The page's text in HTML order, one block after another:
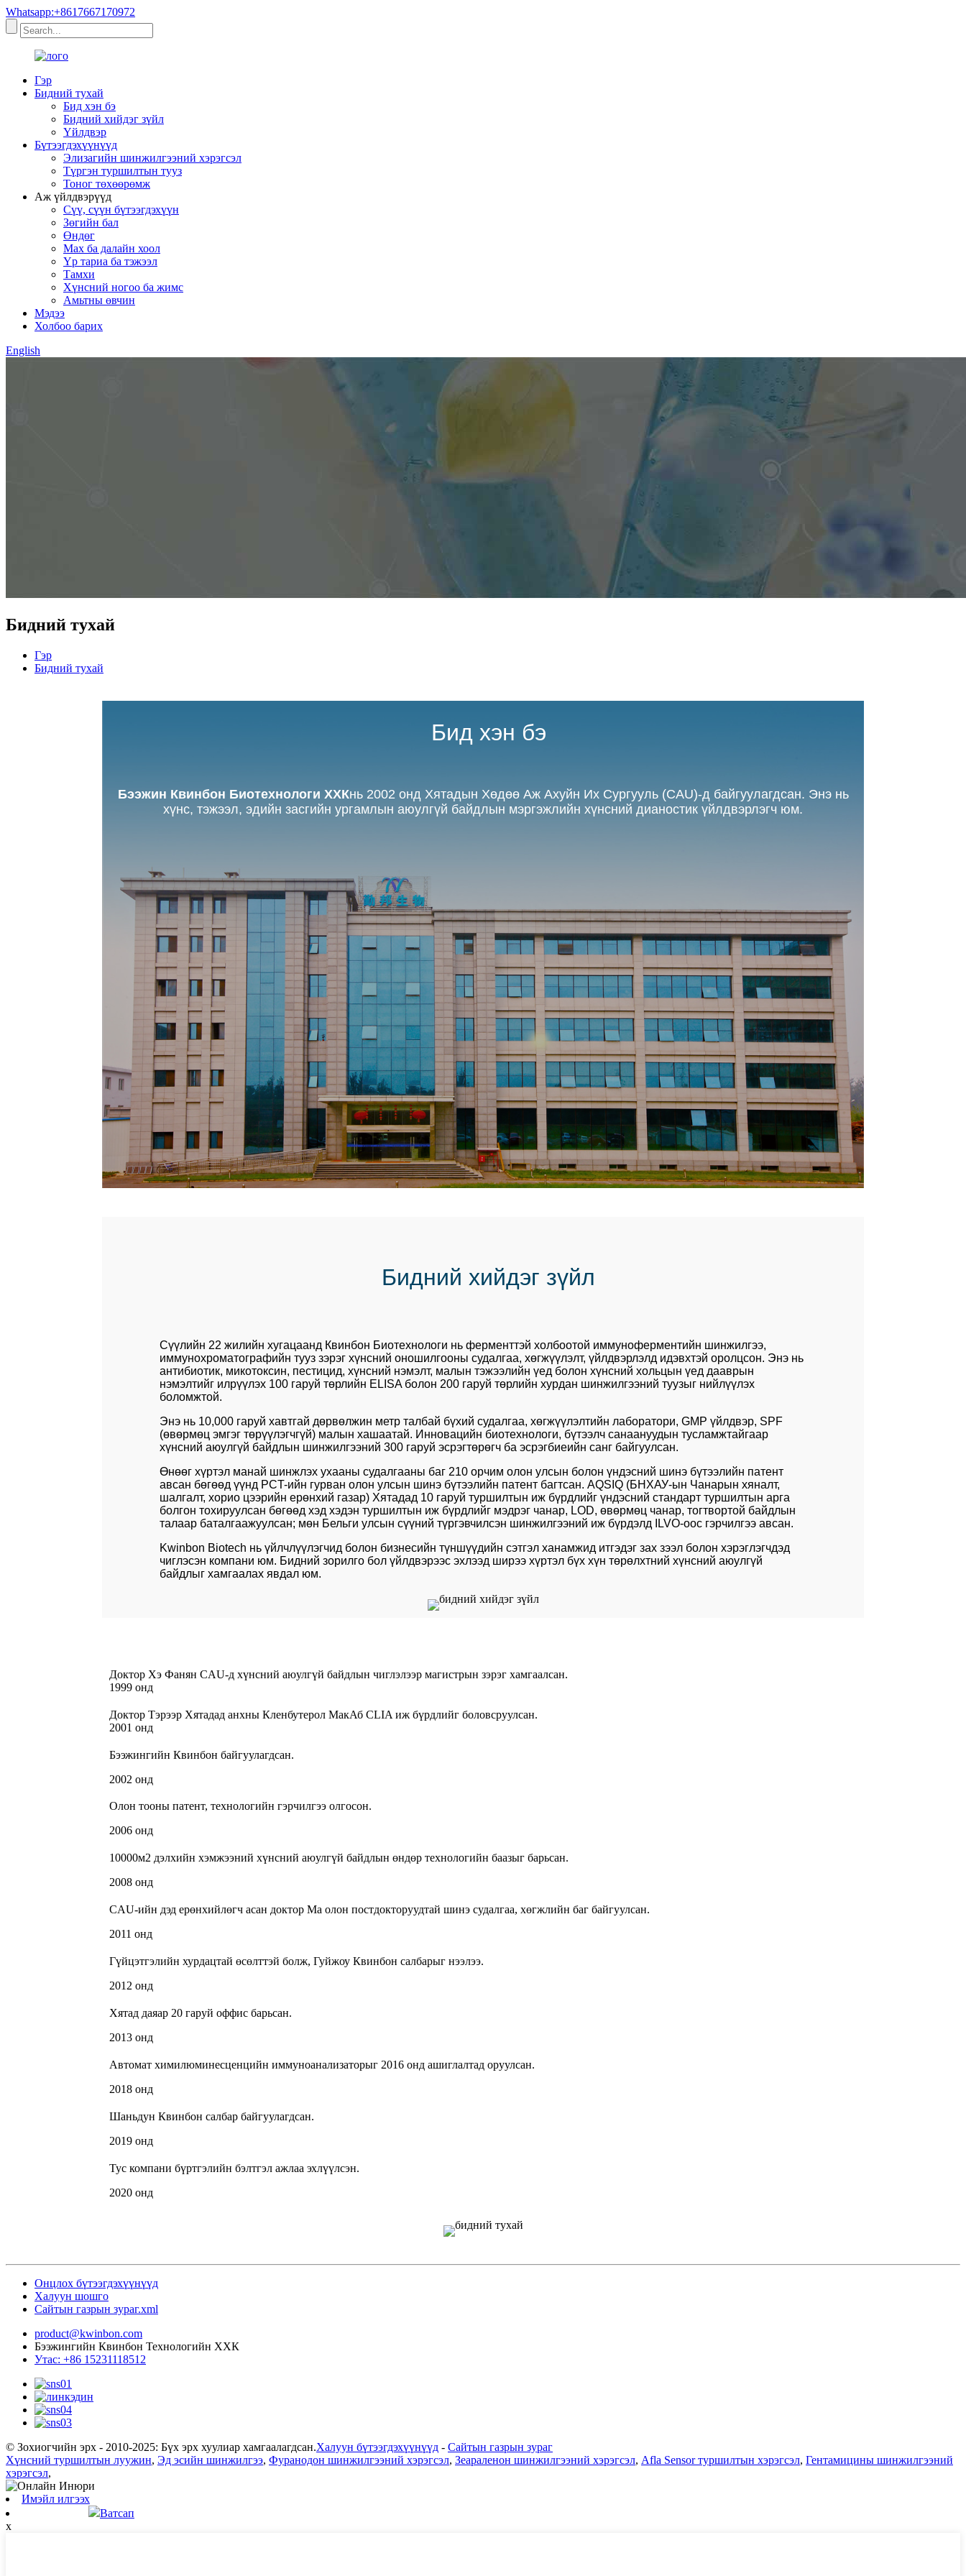
Whatsapp:+8617667170972
Гэр
Бидний тухай
Бид хэн бэ
Бидний хийдэг зүйл
Үйлдвэр
Бүтээгдэхүүнүүд
Элизагийн шинжилгээний хэрэгсэл
Түргэн туршилтын тууз
Тоног төхөөрөмж
Аж үйлдвэрүүд
Сүү, сүүн бүтээгдэхүүн
Зөгийн бал
Өндөг
Мах ба далайн хоол
Үр тариа ба тэжээл
Тамхи
Хүнсний ногоо ба жимс
Амьтны өвчин
Мэдээ
Холбоо барих
English
Бидний тухай
Гэр
Бидний тухай
Бид хэн бэ
Бээжин Квинбон Биотехнологи ХХКнь 2002 онд Хятадын Хөдөө Аж Ахуйн Их Сургууль (CAU)-д байгуулагдсан. Энэ нь
хүнс, тэжээл, эдийн засгийн ургамлын аюулгүй байдлын мэргэжлийн хүнсний дианостик үйлдвэрлэгч юм.
Бидний хийдэг зүйл
Сүүлийн 22 жилийн хугацаанд Квинбон Биотехнологи нь ферменттэй холбоотой иммуноферментийн шинжилгээ,
иммунохроматографийн тууз зэрэг хүнсний оношилгооны судалгаа, хөгжүүлэлт, үйлдвэрлэлд идэвхтэй оролцсон. Энэ нь
антибиотик, микотоксин, пестицид, хүнсний нэмэлт, малын тэжээлийн үед болон хүнсний хольцын үед дааврын
нэмэлтийг илрүүлэх 100 гаруй төрлийн ELISA болон 200 гаруй төрлийн хурдан шинжилгээний туузыг нийлүүлэх
боломжтой.
Энэ нь 10,000 гаруй хавтгай дөрвөлжин метр талбай бүхий судалгаа, хөгжүүлэлтийн лаборатори, GMP үйлдвэр, SPF
(өвөрмөц эмгэг төрүүлэгчгүй) малын хашаатай. Инновацийн биотехнологи, бүтээлч санаануудын тусламжтайгаар
хүнсний аюулгүй байдлын шинжилгээний 300 гаруй эсрэгтөрөгч ба эсрэгбиеийн санг байгуулсан.
Өнөөг хүртэл манай шинжлэх ухааны судалгааны баг 210 орчим олон улсын болон үндэсний шинэ бүтээлийн патент
авсан бөгөөд үүнд PCT-ийн гурван олон улсын шинэ бүтээлийн патент багтсан. AQSIQ (БНХАУ-ын Чанарын хяналт,
шалгалт, хорио цээрийн ерөнхий газар) Хятадад 10 гаруй туршилтын иж бүрдлийг үндэсний стандарт туршилтын арга
болгон тохируулсан бөгөөд хэд хэдэн туршилтын иж бүрдлийг мэдрэг чанар, LOD, өвөрмөц чанар, тогтвортой байдлын
талаар баталгаажуулсан; мөн Бельги улсын сүүний түргэвчилсэн шинжилгээний иж бүрдэлд ILVO-оос гэрчилгээ авсан.
Kwinbon Biotech нь үйлчлүүлэгчид болон бизнесийн түншүүдийн сэтгэл ханамжид итгэдэг зах зээл болон хэрэглэгчдэд
чиглэсэн компани юм. Бидний зорилго бол үйлдвэрээс эхлээд ширээ хүртэл бүх хүн төрөлхтний хүнсний аюулгүй
байдлыг хамгаалах явдал юм.
Доктор Хэ Фанян CAU-д хүнсний аюулгүй байдлын чиглэлээр магистрын зэрэг хамгаалсан.
1999 онд
Доктор Тэрээр Хятадад анхны Кленбутерол МакАб CLIA иж бүрдлийг боловсруулсан.
2001 онд
Бээжингийн Квинбон байгуулагдсан.
2002 онд
Олон тооны патент, технологийн гэрчилгээ олгосон.
2006 онд
10000м2 дэлхийн хэмжээний хүнсний аюулгүй байдлын өндөр технологийн баазыг барьсан.
2008 онд
CAU-ийн дэд ерөнхийлөгч асан доктор Ма олон постдокторуудтай шинэ судалгаа, хөгжлийн баг байгуулсан.
2011 онд
Гүйцэтгэлийн хурдацтай өсөлттэй болж, Гуйжоу Квинбон салбарыг нээлээ.
2012 онд
Хятад даяар 20 гаруй оффис барьсан.
2013 онд
Автомат химилюминесценцийн иммуноанализаторыг 2016 онд ашиглалтад оруулсан.
2018 онд
Шаньдун Квинбон салбар байгуулагдсан.
2019 онд
Тус компани бүртгэлийн бэлтгэл ажлаа эхлүүлсэн.
2020 онд
Онцлох бүтээгдэхүүнүүд
Халуун шошго
Сайтын газрын зураг.xml
product@kwinbon.com
Бээжингийн Квинбон Технологийн ХХК
Утас: +86 15231118512
© Зохиогчийн эрх - 2010-2025: Бүх эрх хуулиар хамгаалагдсан.Халуун бүтээгдэхүүнүүд - Сайтын газрын зураг
Хүнсний туршилтын луужин, Эд эсийн шинжилгээ, Фуранодон шинжилгээний хэрэгсэл, Зеараленон шинжилгээний хэрэгсэл, Afla Sensor туршилтын хэрэгсэл, Гентамицины шинжилгээний
хэрэгсэл,
Имэйл илгээх
Ватсап
x